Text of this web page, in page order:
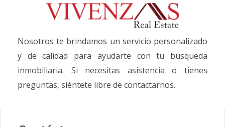
Nosotros te brindamos un servicio personalizado
y de calidad para ayudarte con tu búsqueda
inmobiliaria. Si necesitas asistencia o tienes
preguntas, siéntete libre de contactarnos.